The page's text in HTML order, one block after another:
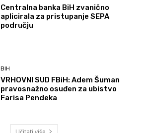
Centralna banka BiH zvanično
aplicirala za pristupanje SEPA
području
BIH
VRHOVNI SUD FBiH: Adem Šuman
pravosnažno osuđen za ubistvo
Farisa Pendeka